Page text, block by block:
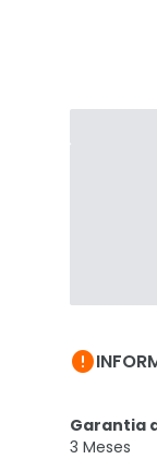

Garantia
3 Meses